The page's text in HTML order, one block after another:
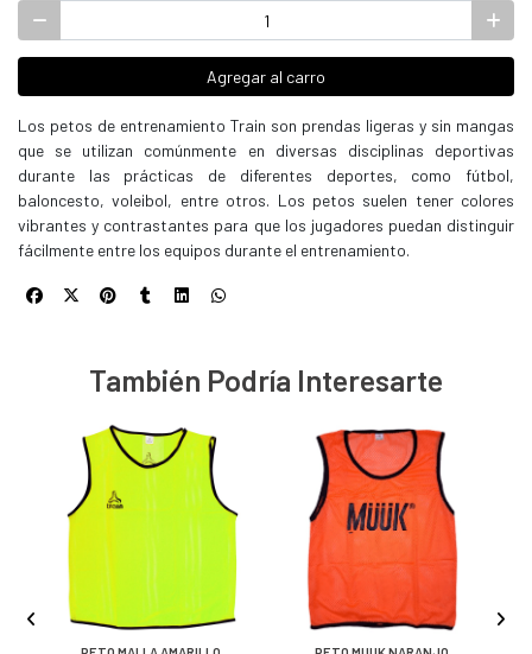
Agregar al carro
Los petos de entrenamiento Train son prendas ligeras y sin mangas
que se utilizan comúnmente en diversas disciplinas deportivas
durante las prácticas de diferentes deportes, como fútbol,
baloncesto, voleibol, entre otros. Los petos suelen tener colores
vibrantes y contrastantes para que los jugadores puedan distinguir
fácilmente entre los equipos durante el entrenamiento.
También Podría Interesarte